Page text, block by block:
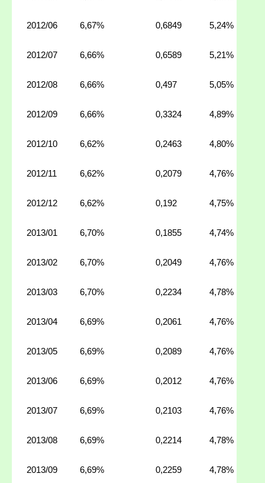
2012/06 6,67% 0,6849 5,24%
2012/07 6,66% 0,6589 5,21%
2012/08 6,66% 0,497 5,05%
2012/09 6,66% 0,3324 4,89%
2012/10 6,62% 0,2463 4,80%
2012/11 6,62% 0,2079 4,76%
2012/12 6,62% 0,192 4,75%
2013/01 6,70% 0,1855 4,74%
2013/02 6,70% 0,2049 4,76%
2013/03 6,70% 0,2234 4,78%
2013/04 6,69% 0,2061 4,76%
2013/05 6,69% 0,2089 4,76%
2013/06 6,69% 0,2012 4,76%
2013/07 6,69% 0,2103 4,76%
2013/08 6,69% 0,2214 4,78%
2013/09 6,69% 0,2259 4,78%